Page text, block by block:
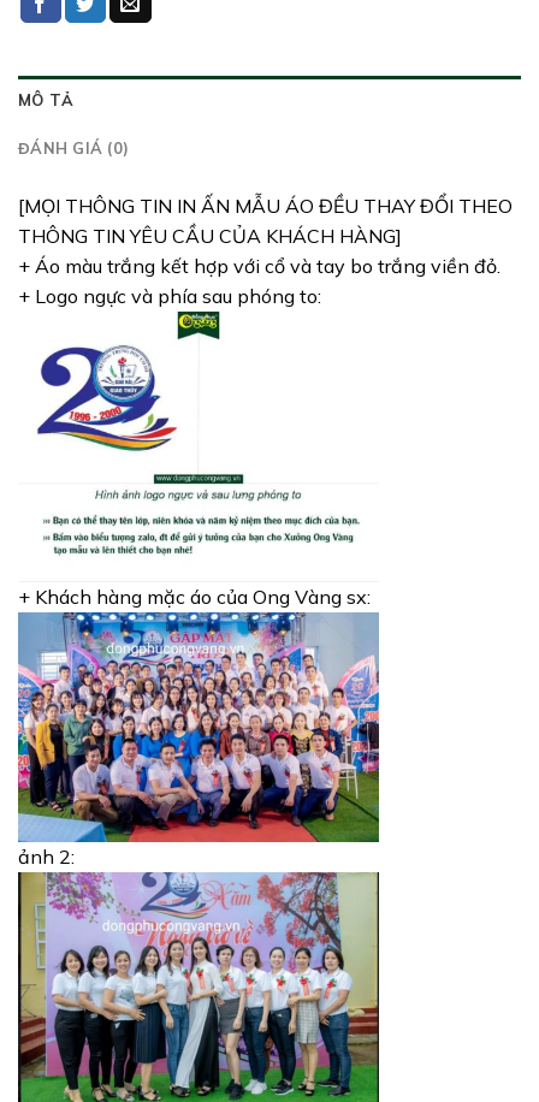
MÔ TẢ
ĐÁNH GIÁ (0)
[MỌI THÔNG TIN IN ẤN MẪU ÁO ĐỀU THAY ĐỔI THEO
THÔNG TIN YÊU CẦU CỦA KHÁCH HÀNG]
+ Áo màu trắng kết hợp với cổ và tay bo trắng viền đỏ.
+ Logo ngực và phía sau phóng to:
+ Khách hàng mặc áo của Ong Vàng sx:
ảnh 2: